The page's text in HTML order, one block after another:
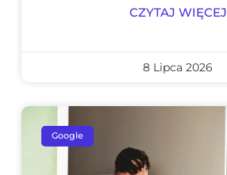
CZYTAJ WIĘCEJ
8 Lipca 2026
Google